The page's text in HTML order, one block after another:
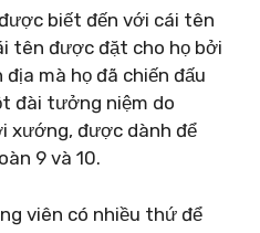
biết đến với cái tên
tên được đặt cho họ bởi
mà họ đã chiến đấu
đài tưởng niệm do
xướng, được dành để
9 và 10.
viên có nhiều thứ để